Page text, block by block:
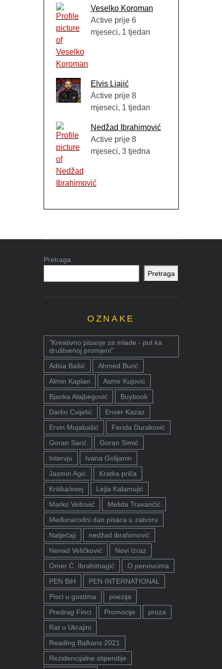
Veselko Koroman
Active prije 6
mjeseci, 1 tjedan
Elvis Ljajić
Active prije 8
mjeseci, 1 tjedan
Nedžad Ibrahimović
Active prije 8
mjeseci, 3 tjedna
Pretraga
Pretraga
OZNAKE
"Kreativno pisanje za mlade - put ka
društvenoj promjeni"
Adisa Bašić
Ahmed Burić
Almin Kaplan
Asmir Kujović
Bjanka Alajbegović
Buybook
Darko Cvijetić
Enver Kazaz
Ervin Mujabašić
Ferida Duraković
Goran Sarić
Goran Simić
Intervju
Ivana Golijanin
Jasmin Agić
Kratka priča
Kritika/esej
Lejla Kalamujić
Marko Vešović
Melida Travančić
Međunarodni dan pisaca u zatvoru
Natječaji
nedžad ibrahimović
Nenad Veličković
Novi Izraz
Omer Ć. Ibrahimagić
O penovcima
PEN BiH
PEN INTERNATIONAL
Pisci u gostima
poezija
Predrag Finci
Promocije
proza
Rat u Ukrajini
Reading Balkans 2021
Rezidencijalne stipendije